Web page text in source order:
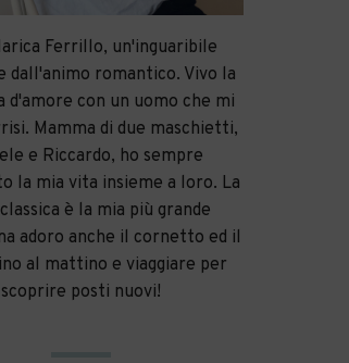
Ferrillo, un'inguaribile
dall'animo romantico. Vivo la
d'amore con un uomo che mi
Mamma di due maschietti,
e Riccardo, ho sempre
la mia vita insieme a loro. La
è la mia più grande
adoro anche il cornetto ed il
al mattino e viaggiare per
scoprire posti nuovi!